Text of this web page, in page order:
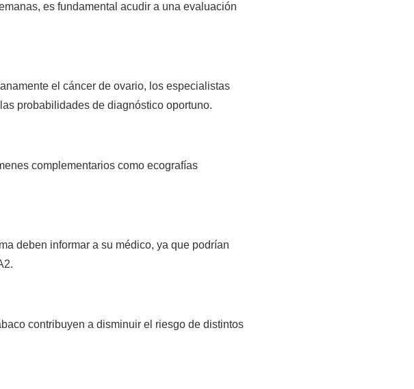
es fundamental acudir a una evaluación
el cáncer de ovario, los especialistas
probabilidades de diagnóstico oportuno.
complementarios como ecografías
deben informar a su médico, ya que podrían
contribuyen a disminuir el riesgo de distintos